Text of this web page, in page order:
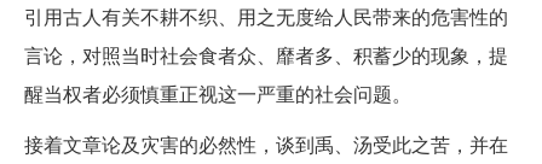
引用古人有关不耕不织、用之无度给人民带来的危害性的
言论，对照当时社会食者众、靡者多、积蓄少的现象，提
醒当权者必须慎重正视这一严重的社会问题。
接着文章论及灾害的必然性，谈到禹、汤受此之苦，并在